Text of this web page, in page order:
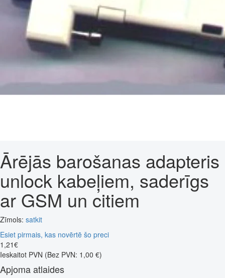
Ārējās barošanas adapteris
unlock kabeļiem, saderīgs
ar GSM un citiem
Zīmols: satkit
Esiet pirmais, kas novērtē šo preci
1 ,21€
Ieskaitot PVN (Bez PVN: 1,00 €)
Apjoma atlaides